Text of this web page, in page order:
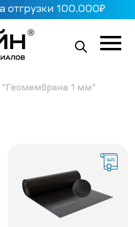
“Геомембрана 1 мм”
отгрузки 100.000₽